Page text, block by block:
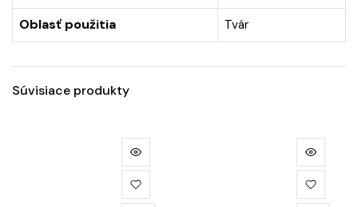
Oblasť použitia Tvár
Súvisiace produkty